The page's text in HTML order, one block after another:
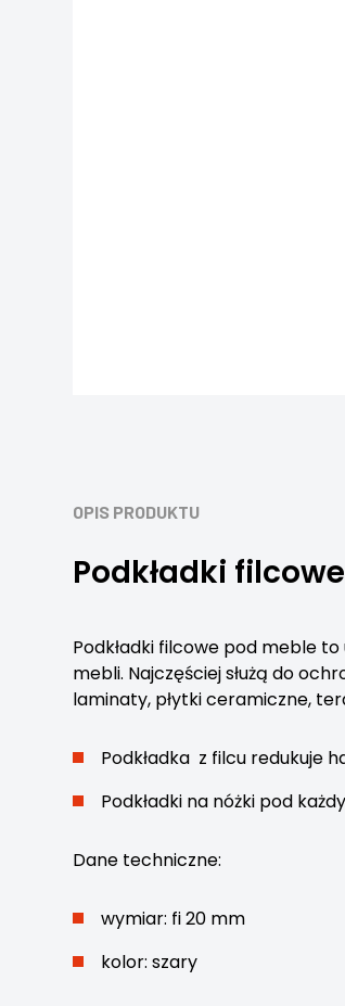
OPIS PRODUKTU
Podkładki
Podkładki filcowe pod meble to
mebli. Najczęściej służą do
laminaty, płytki ceramiczne,
Podkładka z filcu redukuje
Podkładki na nóżki pod
Dane techniczne:
wymiar: fi 20 mm
kolor: szary